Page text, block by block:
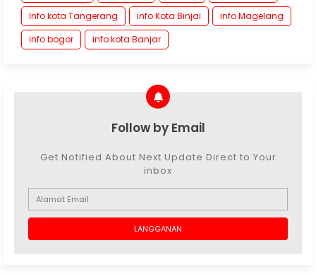
Info kota Tangerang
info Kota Binjai
info Magelang
info bogor
info kota Banjar
Follow by Email
Get Notified About Next Update Direct to Your
inbox